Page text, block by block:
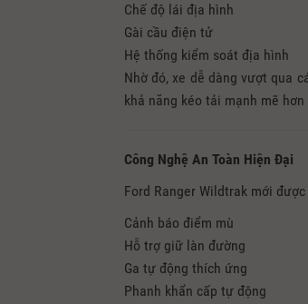
Chế độ lái địa hình
Gài cầu điện tử
Hệ thống kiểm soát địa hình
Nhờ đó, xe dễ dàng vượt qua
khả năng kéo tải mạnh mẽ
Công Nghệ An Toàn Hiện Đại
Ford Ranger Wildtrak mới
Cảnh báo điểm mù
Hỗ trợ giữ làn đường
Ga tự động thích ứng
Phanh khẩn cấp tự động